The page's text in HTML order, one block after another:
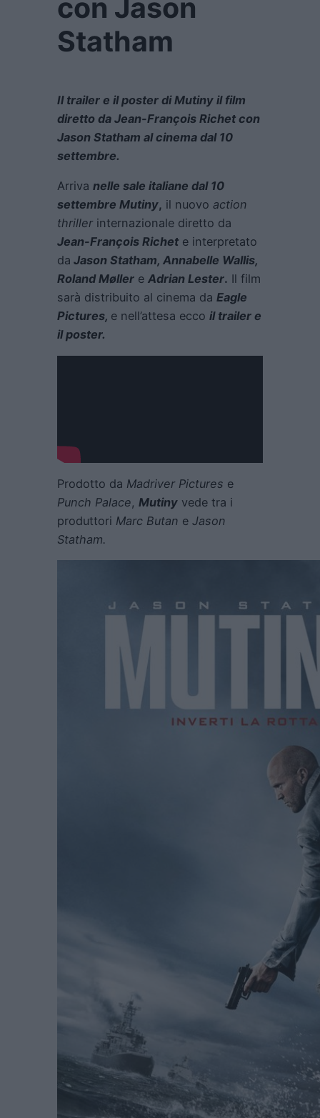
con Jason
Statham
Il trailer e il poster di Mutiny il film
diretto da Jean-François Richet con
Jason Statham al cinema dal 10
settembre.
Arriva nelle sale italiane dal 10
settembre Mutiny, il nuovo action
thrillerinternazionale diretto da
Jean-François Richet e interpretato
da Jason Statham, Annabelle Wallis,
Roland Møller e Adrian Lester. Il film
sarà distribuito al cinema da Eagle
Pictures, e nell’attesa ecco il trailer e
il poster.
Prodotto da Madriver Pictures e
Punch Palace, Mutiny vede tra i
produttori Marc Butan e Jason
Statham.